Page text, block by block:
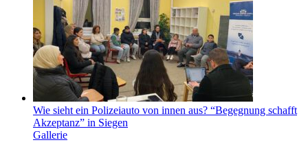
Wie sieht ein Polizeiauto von innen aus? “Begegnung schafft
Akzeptanz” in Siegen
Gallerie